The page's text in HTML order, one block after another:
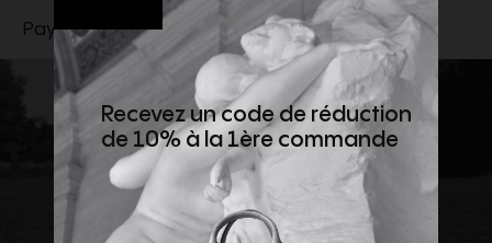
Pays de fabrication : Japon
Recevez un code de réduction
de 10% à la 1ère commande